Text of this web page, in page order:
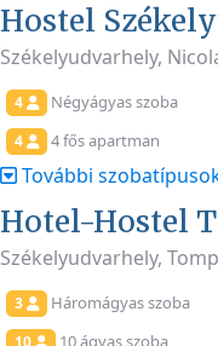
Hostel
Székelyudvarhely,
4 Négyágyas szoba
4 4 fős apartman
További
Hotel-Hostel
Székelyudvarhely,
3 Háromágyas szoba
10 10 ágyas szoba